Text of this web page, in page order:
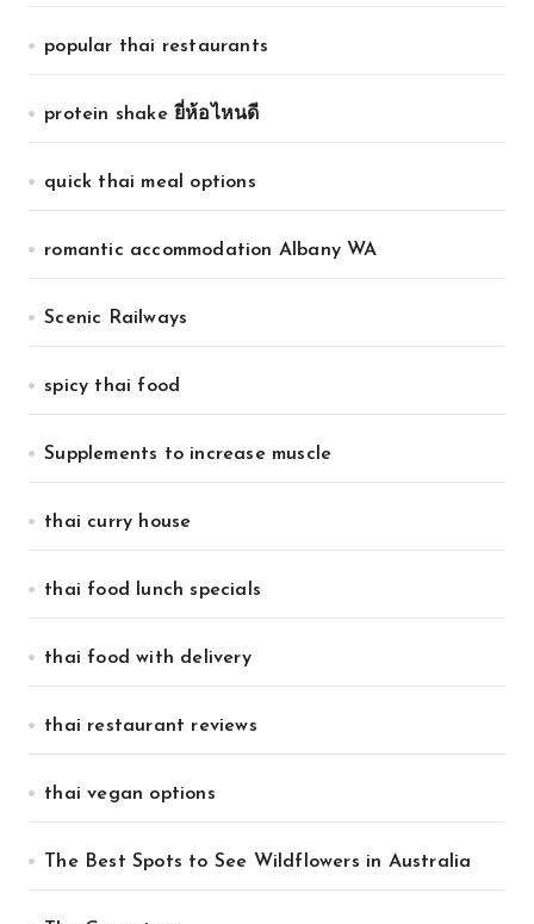
popular thai restaurants
protein shake ยี่ห้อไหนดี
quick thai meal options
romantic accommodation Albany WA
Scenic Railways
spicy thai food
Supplements to increase muscle
thai curry house
thai food lunch specials
thai food with delivery
thai restaurant reviews
thai vegan options
The Best Spots to See Wildflowers in Australia